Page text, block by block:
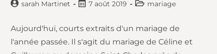
sarah Martinet 7 août 2019 mariage
Aujourd'hui, courts extraits d'un mariage de
l'année passée. Il s'agit du mariage de Céline et